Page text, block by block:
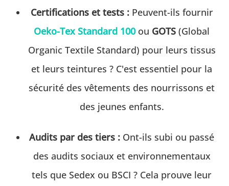
Certifications et tests :Peuvent-ils fournir
Oeko-Tex Standard 100ou GOTS (Global
Organic Textile Standard) pour leurs tissus
et leurs teintures ? C'est essentiel pour la
sécurité des vêtements des nourrissons et
des jeunes enfants.
Audits par des tiers : Ont-ils subi ou passé
des audits sociaux et environnementaux
tels que Sedex ou BSCI ? Cela prouve leur